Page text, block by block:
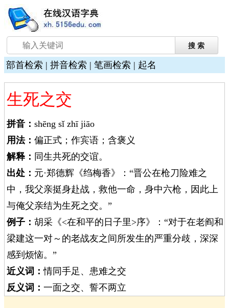
部首检索 | 拼音检索 | 笔画检索 | 起名
生死之交
拼音： shēng sǐ zhī jiāo
用法： 偏正式；作宾语；含褒义
解释： 同生共死的交谊。
出处： 元·郑德辉《绉梅香》：“晋公在枪刀险难之
中，我父亲挺身赴战，救他一命，身中六枪，因此上
与俺父亲结为生死之交。”
例子： 胡采《<在和平的日子里>序》：“对于在老阎和
梁建这一对～的老战友之间所发生的严重分歧，深深
感到烦恼。”
近义词：情同手足、患难之交
反义词： 一面之交、誓不两立